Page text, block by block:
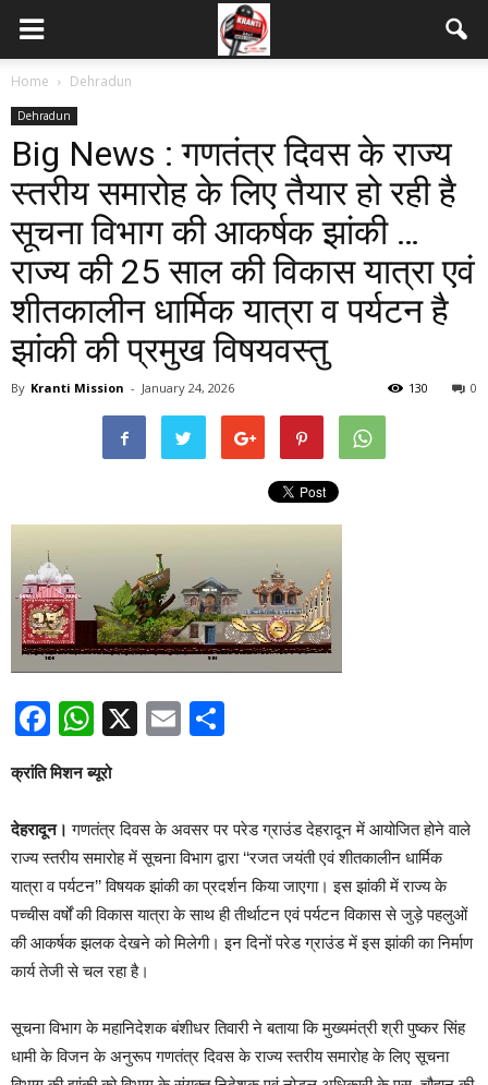
Home Dehradun
Dehradun
Big News : गणतंत्र दिवस के राज्य
स्तरीय समारोह के लिए तैयार हो रही है
सूचना विभाग की आकर्षक झांकी …
राज्य की 25 साल की विकास यात्रा एवं
शीतकालीन धार्मिक यात्रा व पर्यटन है
झांकी की प्रमुख विषयवस्तु
By Kranti Mission - January 24, 2026 0
130
Facebook
WhatsApp
X Email
क्रांति मिशन ब्यूरो
देहरादून।‌ गणतंत्र दिवस के अवसर पर परेड ग्राउंड देहरादून में आयोजित होने वाले
राज्य स्तरीय समारोह में सूचना विभाग द्वारा ‘‘रजत जयंती एवं शीतकालीन धार्मिक
यात्रा व पर्यटन’’ विषयक झांकी का प्रदर्शन किया जाएगा। इस झांकी में राज्य के
पच्चीस वर्षों की विकास यात्रा के साथ ही तीर्थाटन एवं पर्यटन विकास से जुड़े पहलुओं
की आकर्षक झलक देखने को मिलेगी। इन दिनों परेड ग्राउंड में इस झांकी का निर्माण
कार्य तेजी से चल रहा है।
सूचना विभाग के महानिदेशक बंशीधर तिवारी ने बताया कि मुख्यमंत्री श्री पुष्कर सिंह
धामी के विजन के अनुरूप गणतंत्र दिवस के राज्य स्तरीय समारोह के लिए सूचना